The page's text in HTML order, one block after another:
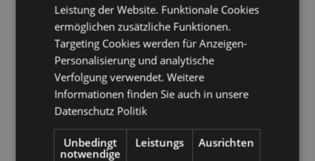
Produktattribute
Information
Höhe 13cm Breite 1cm Tiefe 1cm
5055071784446
192
Keine
Leistung der Website. Funktionale Cookies
ermöglichen zusätzliche Funktionen.
Targeting Cookies werden für Anzeigen-
Personalisierung und analytische
Verfolgung verwendet. Weitere
Informationen finden Sie auch in unsere
Datenschutz Politik
Unbedingt
notwendige
Leistungs Ausrichten